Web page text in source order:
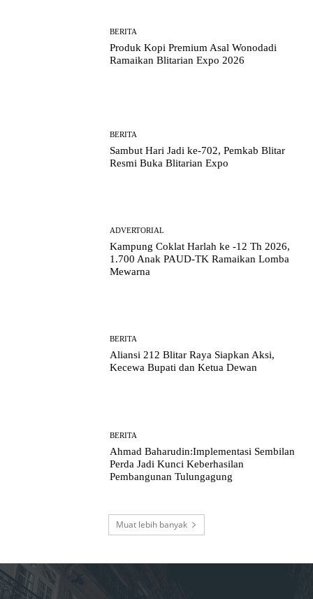
BERITA
Produk Kopi Premium Asal Wonodadi
Ramaikan Blitarian Expo 2026
BERITA
Sambut Hari Jadi ke-702, Pemkab Blitar
Resmi Buka Blitarian Expo
ADVERTORIAL
Kampung Coklat Harlah ke -12 Th 2026,
1.700 Anak PAUD-TK Ramaikan Lomba
Mewarna
BERITA
Aliansi 212 Blitar Raya Siapkan Aksi,
Kecewa Bupati dan Ketua Dewan
BERITA
Ahmad Baharudin:Implementasi Sembilan
Perda Jadi Kunci Keberhasilan
Pembangunan Tulungagung
Muat lebih banyak